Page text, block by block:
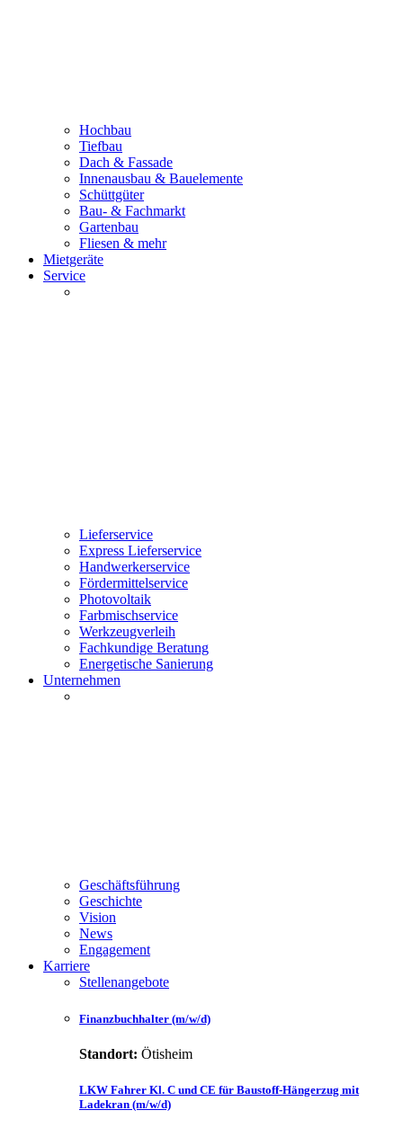
Hochbau
Tiefbau
Dach & Fassade
Innenausbau & Bauelemente
Schüttgüter
Bau- & Fachmarkt
Gartenbau
Fliesen & mehr
Mietgeräte
Service
Lieferservice
Express Lieferservice
Handwerkerservice
Fördermittelservice
Photovoltaik
Farbmischservice
Werkzeugverleih
Fachkundige Beratung
Energetische Sanierung
Unternehmen
Geschäftsführung
Geschichte
Vision
News
Engagement
Karriere
Stellenangebote
Finanzbuchhalter (m/w/d)
Standort: Ötisheim
LKW Fahrer Kl. C und CE für Baustoff-Hängerzug mit
Ladekran (m/w/d)